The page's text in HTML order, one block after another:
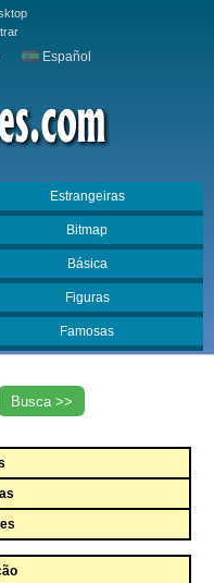
Español
Estrangeiras
Bitmap
Básica
Figuras
Famosas
Busca >>